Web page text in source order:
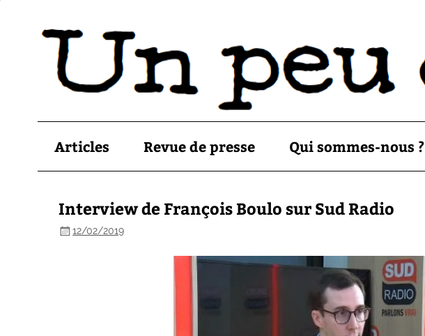
Articles Revue de presse Qui sommes-nous ?
Interview de François Boulo sur Sud Radio
12/02/2019